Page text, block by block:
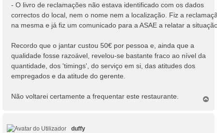
- O livro de reclamações não estava identificado com os dados
correctos do local, nem o nome nem a localização. Fiz a
na mesma e já fiz um comunicado para a ASAE a relatar a
Recordo que o jantar custou 50€ por pessoa e, ainda que a
qualidade fosse razoável, revelou-se bastante fraco ao nível da
quantidade, dos 'timings', do serviço em si, das atitudes dos
empregados e da atitude do gerente.
Não voltarei certamente a frequentar este restaurante.
duffy